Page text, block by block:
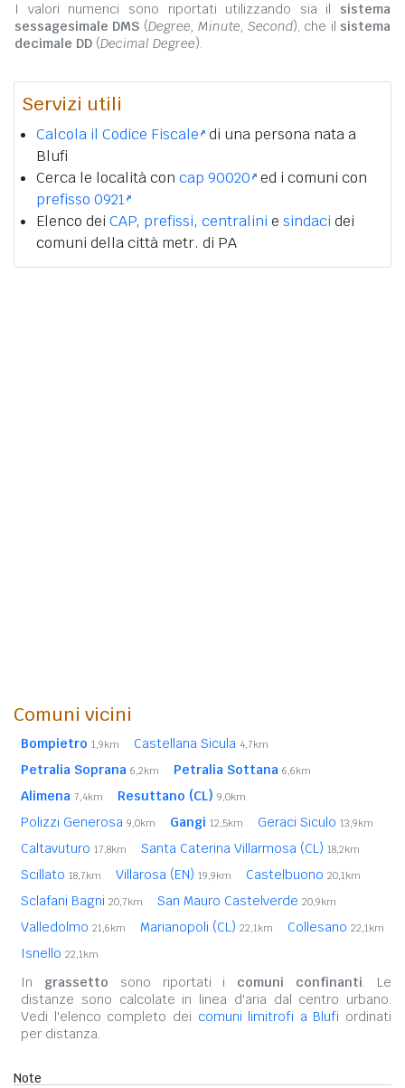
I valori numerici sono riportati utilizzando sia il sistema
sessagesimale DMS (Degree, Minute, Second), che il sistema
decimale DD (Decimal Degree).
Servizi utili
Calcola il Codice Fiscale di una persona nata a
Blufi
Cerca le località con cap 90020 ed i comuni con
prefisso 0921
Elenco dei CAP, prefissi, centralini e sindaci dei
comuni della città metr. di PA
Comuni vicini
Bompietro 1,9km Castellana Sicula 4,7km
Petralia Soprana 6,2km Petralia Sottana 6,6km
Alimena 7,4km Resuttano (CL) 9,0km
Polizzi Generosa 9,0km Gangi 12,5km Geraci Siculo 13,9km
Caltavuturo 17,8km Santa Caterina Villarmosa (CL) 18,2km
Scillato 18,7km Villarosa (EN) 19,9km Castelbuono 20,1km
Sclafani Bagni 20,7km San Mauro Castelverde 20,9km
Valledolmo 21,6km Marianopoli (CL) 22,1km Collesano 22,1km
Isnello 22,1km
In grassetto sono riportati i comuni confinanti. Le
distanze sono calcolate in linea d'aria dal centro urbano.
Vedi l'elenco completo dei comuni limitrofi a Blufi ordinati
per distanza.
Note